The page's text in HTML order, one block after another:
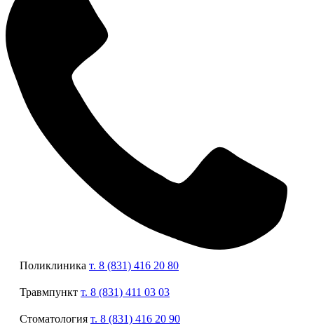
Поликлиника т. 8 (831) 416 20 80
Травмпункт т. 8 (831) 411 03 03
Стоматология т. 8 (831) 416 20 90